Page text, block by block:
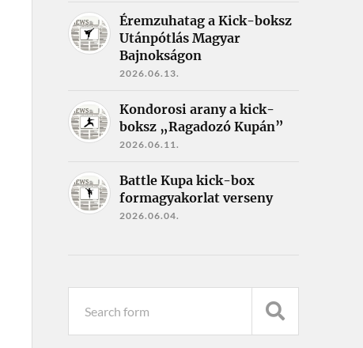
Éremzuhatag a Kick-boksz
Utánpótlás Magyar
Bajnokságon
2026.06.13.
Kondorosi arany a kick-
boksz „Ragadozó Kupán”
2026.06.11.
Battle Kupa kick-box
formagyakorlat verseny
2026.06.04.